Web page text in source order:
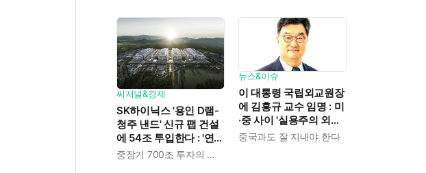
씨저널&경제
SK하이닉스 '용인 D램-
청주 낸드' 신규 팹 건설
에 54조 투입한다 : '연평
균 19% 성장' 메모리 수
중장기 700조 투자의 단계적 이행
뉴스&이슈
이 대통령 국립외교원장
에 김흥규 교수 임명 : 미
·중 사이 '실용주의 외교
론'을 강조한 인물이다
중국과도 잘 지내야 한다